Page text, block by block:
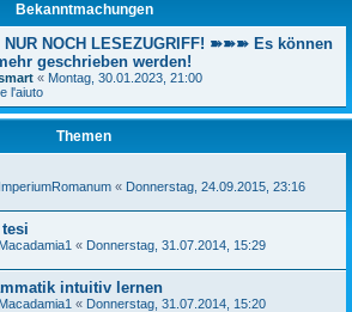
Bekanntmachungen
NOCH LESEZUGRIFF! ➽➽➽ Es können
geschrieben werden!
« Montag, 30.01.2023, 21:00
l'aiuto
Themen
ImperiumRomanum « Donnerstag, 24.09.2015, 23:16
Macadamia1 « Donnerstag, 31.07.2014, 15:29
intuitiv lernen
Macadamia1 « Donnerstag, 31.07.2014, 15:20